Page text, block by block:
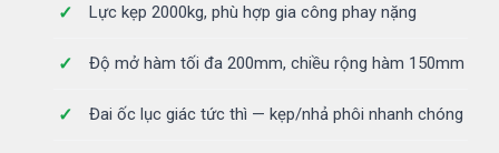
Lực kẹp 2000kg, phù hợp gia công phay nặng
Độ mở hàm tối đa 200mm, chiều rộng hàm 150mm
Đai ốc lục giác tức thì — kẹp/nhả phôi nhanh chóng